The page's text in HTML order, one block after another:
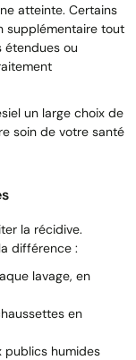
atteinte. Certains
supplémentaire tout
étendues ou
un large choix de
soin de votre santé
la récidive.
différence :
lavage, en
en
publics humides